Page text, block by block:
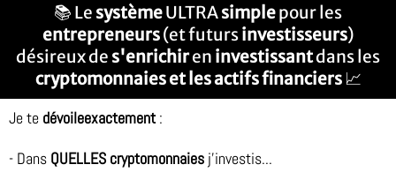
📚 Le systèmeULTRAsimplepour les
entrepreneurs(et futursinvestisseurs)
désireux de s'enrichiren investissantdans les
cryptomonnaies et les actifs financiers📈
Je te dévoileexactement:
- Dans QUELLES cryptomonnaies j'investis...